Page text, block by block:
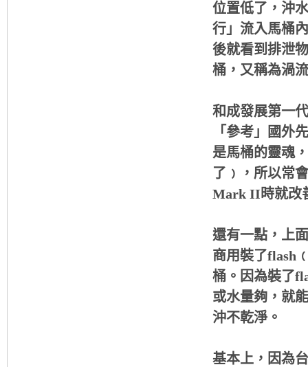
位置低了，沖
行」流入馬桶
後就看到排泄
桶，又稱為渦
和成發展第一
「參考」國外
是馬桶的靈魂
了﹚，所以常
Mark II時就改
還有一點，上
商用裝了
桶。因為裝了
或水量夠，就
沖不乾淨。
基本上，因為